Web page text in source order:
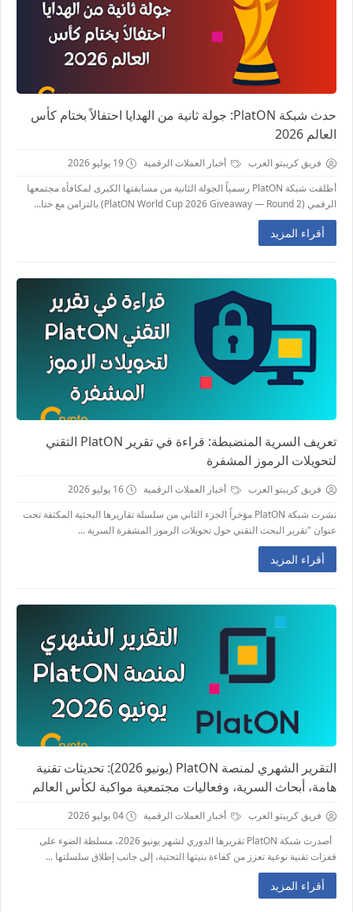
حدث شبكة PlatON: جولة ثانية من الهدايا احتفالاً بختام كأس
العالم 2026
فريق كريبتو العرب أخبار العملات الرقمية
19 يوليو 2026
أطلقت شبكة PlatON رسمياً الجولة الثانية من مسابقتها الكبرى لمكافأة مجتمعها
الرقمي (PlatON World Cup 2026 Giveaway — Round 2) بالتزامن مع ختا...
أقراء المزيد
تعريف السرية المنضبطة: قراءة في تقرير PlatON التقني
لتحويلات الرموز المشفرة
فريق كريبتو العرب أخبار العملات الرقمية
16 يوليو 2026
نشرت شبكة PlatON مؤخراً الجزء الثاني من سلسلة تقاريرها البحثية المكثفة تحت
عنوان "تقرير البحث التقني حول تحويلات الرموز المشفرة السرية ...
أقراء المزيد
التقرير الشهري لمنصة PlatON (يونيو 2026): تحديثات تقنية
هامة، أبحاث السرية، وفعاليات مجتمعية مواكبة لكأس العالم
فريق كريبتو العرب أخبار العملات الرقمية
04 يوليو 2026
أصدرت شبكة PlatON تقريرها الدوري لشهر يونيو 2026، مسلطة الضوء على
قفزات تقنية نوعية تعزز من كفاءة بنيتها التحتية، إلى جانب إطلاق سلسلتها ...
أقراء المزيد